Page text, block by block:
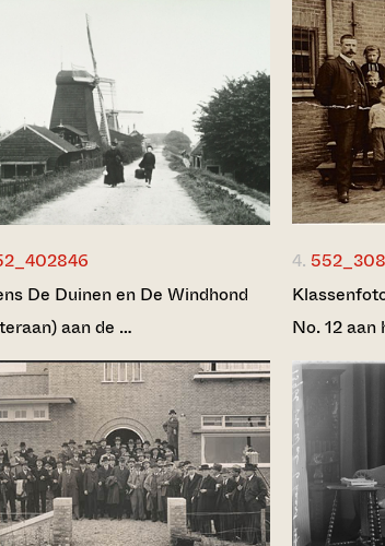
De Duinen en De Windhond
aan de …
4.
No. 12